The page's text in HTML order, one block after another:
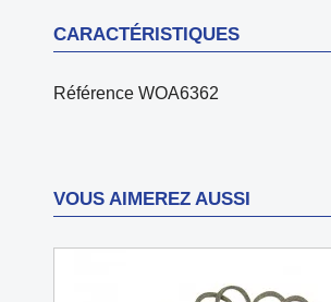
CARACTÉRISTIQUES
Référence WOA6362
VOUS AIMEREZ AUSSI